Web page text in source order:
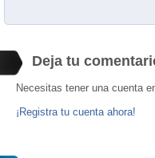
Deja tu
Necesitas tener una cuenta
¡Registra tu cuenta ahora!